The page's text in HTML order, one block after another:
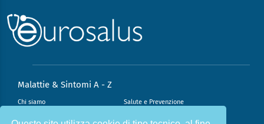
Malattie & Sintomi A - Z
Chi siamo Salute e Prevenzione
Infiammazione e Allergia Direzione scientifica